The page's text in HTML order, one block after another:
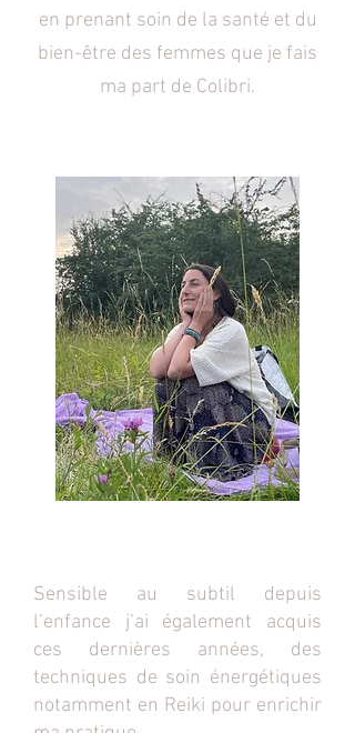
en prenant soin de la santé et du
bien-être des femmes que je fais
ma part de Colibri.
Sensible au subtil depuis
l’enfance j’ai également acquis
ces dernières années, des
techniques de soin énergétiques
notamment en Reiki pour enrichir